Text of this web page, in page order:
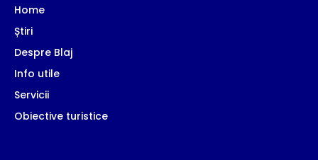
Home
Știri
Despre Blaj
Info utile
Servicii
Obiective turistice